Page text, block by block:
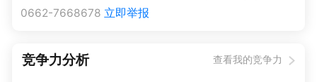
0662-7668678 立即举报
竞争力分析 查看我的竞争力